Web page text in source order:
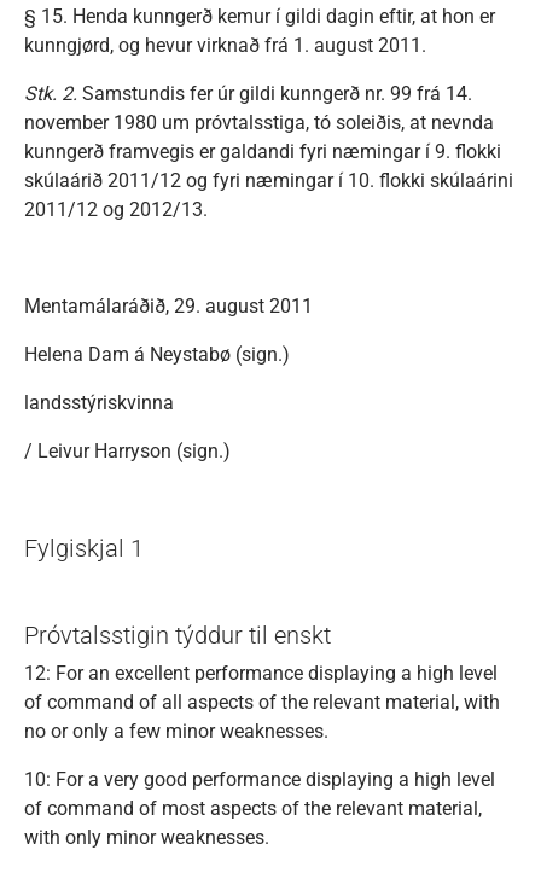
§ 15. Henda kunngerð kemur í gildi dagin eftir, at hon er
kunngjørd, og hevur virknað frá 1. august 2011.
Stk. 2. Samstundis fer úr gildi kunngerð nr. 99 frá 14.
november 1980 um próvtalsstiga, tó soleiðis, at nevnda
kunngerð framvegis er galdandi fyri næmingar í 9. flokki
skúlaárið 2011/12 og fyri næmingar í 10. flokki skúlaárini
2011/12 og 2012/13.
Mentamálaráðið, 29. august 2011
Helena Dam á Neystabø (sign.)
landsstýriskvinna
/ Leivur Harryson (sign.)
Fylgiskjal 1
Próvtalsstigin týddur til enskt
12: For an excellent performance displaying a high level
of command of all aspects of the relevant material, with
no or only a few minor weaknesses.
10: For a very good performance displaying a high level
of command of most aspects of the relevant material,
with only minor weaknesses.